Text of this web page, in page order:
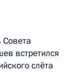
Совета
встретился
слёта